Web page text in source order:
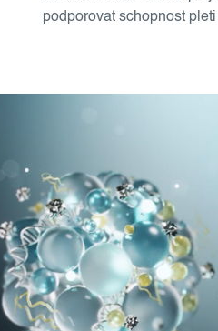
podporovat schopnost